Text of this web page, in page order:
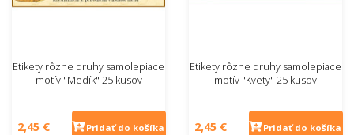
Etikety rôzne druhy samolepiace
motív "Medík" 25 kusov
2,45 € Pridať do košíka
Etikety rôzne druhy samolepiace
motív "Kvety" 25 kusov
2,45 € Pridať do košíka